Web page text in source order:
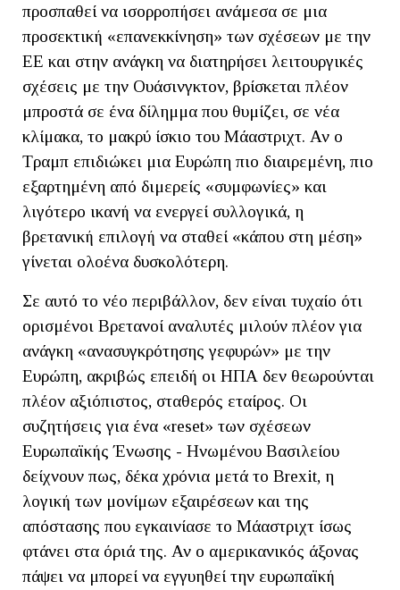
προσπαθεί να ισορροπήσει ανάμεσα σε μια
προσεκτική «επανεκκίνηση» των σχέσεων με την
ΕΕ και στην ανάγκη να διατηρήσει λειτουργικές
σχέσεις με την Ουάσινγκτον, βρίσκεται πλέον
μπροστά σε ένα δίλημμα που θυμίζει, σε νέα
κλίμακα, το μακρύ ίσκιο του Μάαστριχτ. Αν ο
Τραμπ επιδιώκει μια Ευρώπη πιο διαιρεμένη, πιο
εξαρτημένη από διμερείς «συμφωνίες» και
λιγότερο ικανή να ενεργεί συλλογικά, η
βρετανική επιλογή να σταθεί «κάπου στη μέση»
γίνεται ολοένα δυσκολότερη.
Σε αυτό το νέο περιβάλλον, δεν είναι τυχαίο ότι
ορισμένοι Βρετανοί αναλυτές μιλούν πλέον για
ανάγκη «ανασυγκρότησης γεφυρών» με την
Ευρώπη, ακριβώς επειδή οι ΗΠΑ δεν θεωρούνται
πλέον αξιόπιστος, σταθερός εταίρος. Οι
συζητήσεις για ένα «reset» των σχέσεων
Ευρωπαϊκής Ένωσης - Ηνωμένου Βασιλείου
δείχνουν πως, δέκα χρόνια μετά το Brexit, η
λογική των μονίμων εξαιρέσεων και της
απόστασης που εγκαινίασε το Μάαστριχτ ίσως
φτάνει στα όριά της. Αν ο αμερικανικός άξονας
πάψει να μπορεί να εγγυηθεί την ευρωπαϊκή